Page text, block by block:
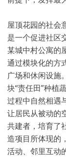
屋顶花园的社会
是一个促进社区
某城中村公寓的
通过模块化的方
广场和休闲设施
块“责任田”种植
过程中自然相遇
让居民从被动的
共建者，培育了
造项目所体现的
活动、邻里互动